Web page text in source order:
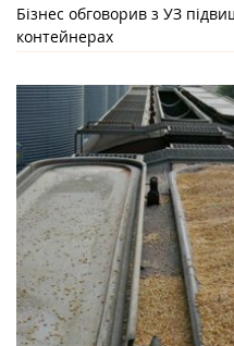
Бізнес обговорив з УЗ
контейнерах